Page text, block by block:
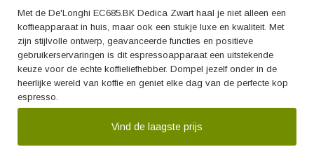
Met de De'Longhi EC685.BK Dedica Zwart haal je niet alleen een
koffieapparaat in huis, maar ook een stukje luxe en kwaliteit. Met
zijn stijlvolle ontwerp, geavanceerde functies en positieve
gebruikerservaringen is dit espressoapparaat een uitstekende
keuze voor de echte koffieliefhebber. Dompel jezelf onder in de
heerlijke wereld van koffie en geniet elke dag van de perfecte kop
espresso.
Vind de laagste prijs